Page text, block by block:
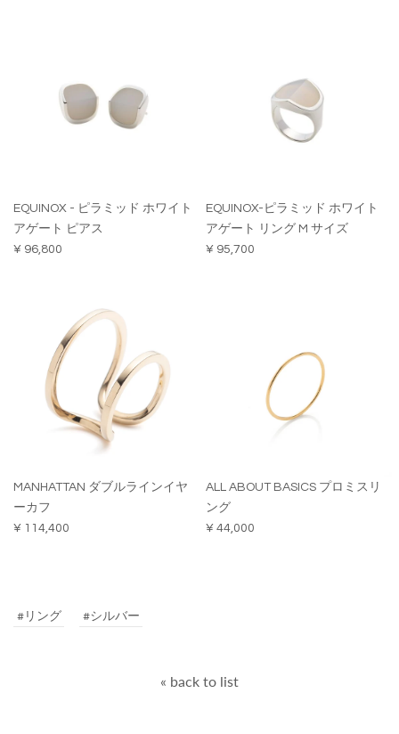
EQUINOX - ピラミッド ホワイト
アゲート ピアス
¥ 96,800
EQUINOX-ピラミッド ホワイト
アゲート リング M サイズ
¥ 95,700
MANHATTAN ダブルラインイヤ
ーカフ
¥ 114,400
ALL ABOUT BASICS プロミスリ
ング
¥ 44,000
#リング #シルバー
« back to list